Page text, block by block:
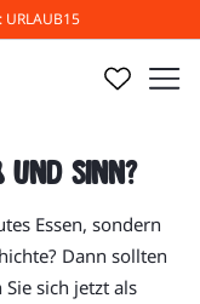
URLAUB15
und Sinn?
Essen, sondern
Dann sollten
sich jetzt als